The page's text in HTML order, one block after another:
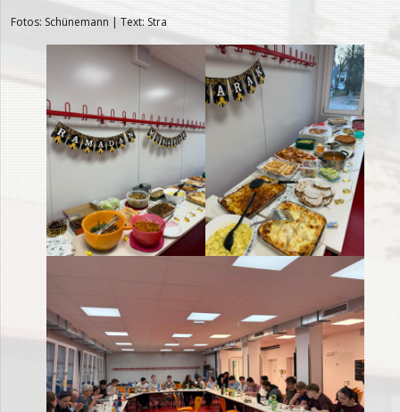
Fotos: Schünemann | Text: Stra